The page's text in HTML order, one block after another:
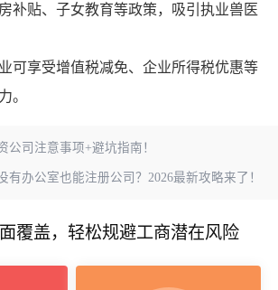
补贴、子女教育等政策，吸引执业兽医
可享受增值税减免、企业所得税优惠等
。
公司注意事项+避坑指南！
有办公室也能注册公司？2026最新攻略来了！
覆盖，轻松规避工商潜在风险